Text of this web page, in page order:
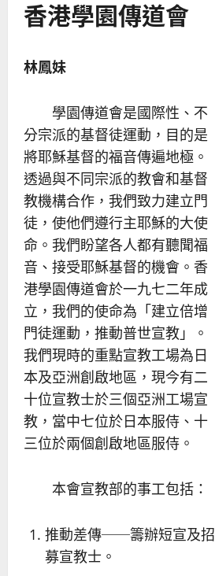
香港學園傳道會
林鳳妹
學園傳道會是國際性、不
分宗派的基督徒運動，目的是
將耶穌基督的福音傳遍地極。
透過與不同宗派的教會和基督
教機構合作，我們致力建立門
徒，使他們遵行主耶穌的大使
命。我們盼望各人都有聽聞福
音、接受耶穌基督的機會。香
港學園傳道會於一九七二年成
立，我們的使命為「建立倍增
門徒運動，推動普世宣教」。
我們現時的重點宣教工場為日
本及亞洲創啟地區，現今有二
十位宣教士於三個亞洲工場宣
教，當中七位於日本服侍、十
三位於兩個創啟地區服侍。
本會宣教部的事工包括：
推動差傳──籌辦短宣及招
募宣教士。